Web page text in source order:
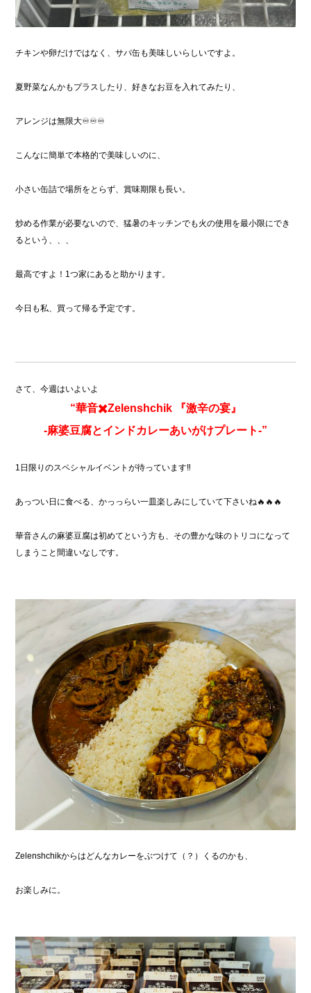
チキンや卵だけではなく、サバ缶も美味しいらしいですよ。
夏野菜なんかもプラスしたり、好きなお豆を入れてみたり、
アレンジは無限大♾️♾️♾️
こんなに簡単で本格的で美味しいのに、
小さい缶詰で場所をとらず、賞味期限も長い。
炒める作業が必要ないので、猛暑のキッチンでも火の使用を最小限にでき
るという、、、
最高ですよ！1つ家にあると助かります。
今日も私、買って帰る予定です。
さて、今週はいよいよ
“華音✖️Zelenshchik 『激辛の宴』
-麻婆豆腐とインドカレーあいがけプレート-”
1日限りのスペシャルイベントが待っています‼︎
あっつい日に食べる、かっっらい一皿楽しみにしていて下さいね🔥🔥🔥
華音さんの麻婆豆腐は初めてという方も、その豊かな味のトリコになって
しまうこと間違いなしです。
Zelenshchikからはどんなカレーをぶつけて（？）くるのかも、
お楽しみに。